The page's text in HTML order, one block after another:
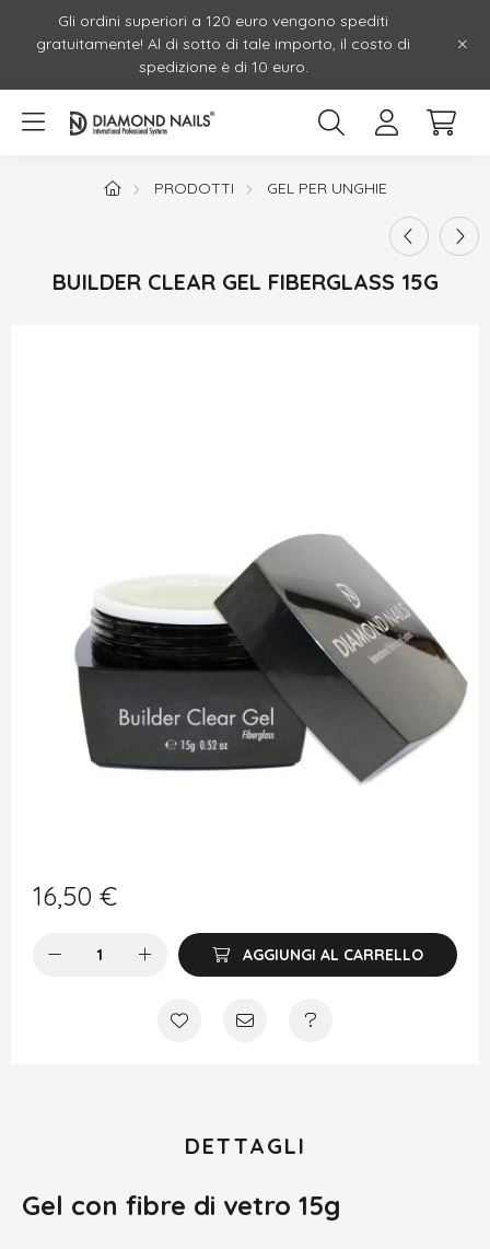
Gli ordini superiori a 120 euro vengono spediti
gratuitamente! Al di sotto di tale importo, il costo di
spedizione è di 10 euro.
PRODOTTI GEL PER UNGHIE
BUILDER CLEAR GEL FIBERGLASS 15G
16,50 €
AGGIUNGI AL CARRELLO
DETTAGLI
Gel con fibre di vetro 15g